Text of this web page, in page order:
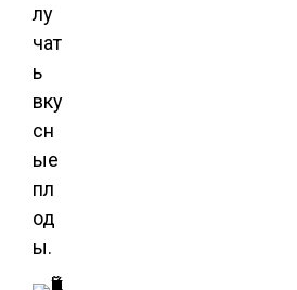
лу
чат
ь
вку
сн
ые
пл
од
ы.